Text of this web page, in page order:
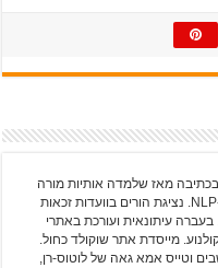
מאז שלמדה אותיות מורה
ליוגה, מנחת מדיטציה ו-NLP. נציגת הורים בוועדות זכאות
בעברה עיתונאית ועורכת באתרי
מייסדת אתר שוקולד כחול.
וטייס אמא גאה של לוטוס-רן,